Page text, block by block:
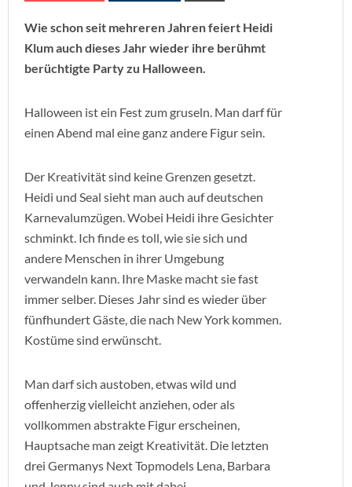
Wie schon seit mehreren Jahren feiert Heidi
Klumauch dieses Jahr wieder ihre berühmt
berüchtigte Party zu Halloween.
Halloween ist ein Fest zum gruseln. Man darf für
einen Abend mal eine ganz andere Figur sein.
Der Kreativität sind keine Grenzen gesetzt.
Heidi und Seal sieht man auch auf deutschen
Karnevalumzügen. Wobei Heidi ihre Gesichter
schminkt. Ich finde es toll, wie sie sich und
andere Menschen in ihrer Umgebung
verwandeln kann. Ihre Maske macht sie fast
immer selber. Dieses Jahr sind es wieder über
fünfhundert Gäste, die nach New York kommen.
Kostüme sind erwünscht.
Man darf sich austoben, etwas wild und
offenherzig vielleicht anziehen, oder als
vollkommen abstrakte Figur erscheinen,
Hauptsache man zeigt Kreativität. Die letzten
drei Germanys Next Topmodels Lena, Barbara